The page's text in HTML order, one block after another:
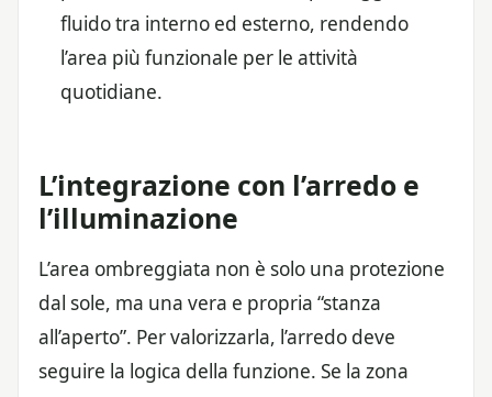
fluido tra interno ed esterno, rendendo
l’area più funzionale per le attività
quotidiane.
L’integrazione con l’arredo e
l’illuminazione
L’area ombreggiata non è solo una protezione
dal sole, ma una vera e propria “stanza
all’aperto”. Per valorizzarla, l’arredo deve
seguire la logica della funzione. Se la zona